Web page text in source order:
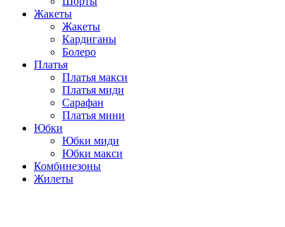
Жакеты
Жакеты
Кардиганы
Болеро
Платья
Платья макси
Платья миди
Сарафан
Платья мини
Юбки
Юбки миди
Юбки макси
Комбинезоны
Жилеты